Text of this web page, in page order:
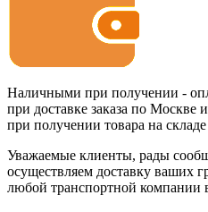
Наличными при получении -
при доставке заказа по
при получении товара на
Уважаемые клиенты, рады
осуществляем доставку ваших
любой транспортной компании